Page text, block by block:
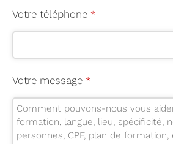
Votre téléphone *
Votre message *